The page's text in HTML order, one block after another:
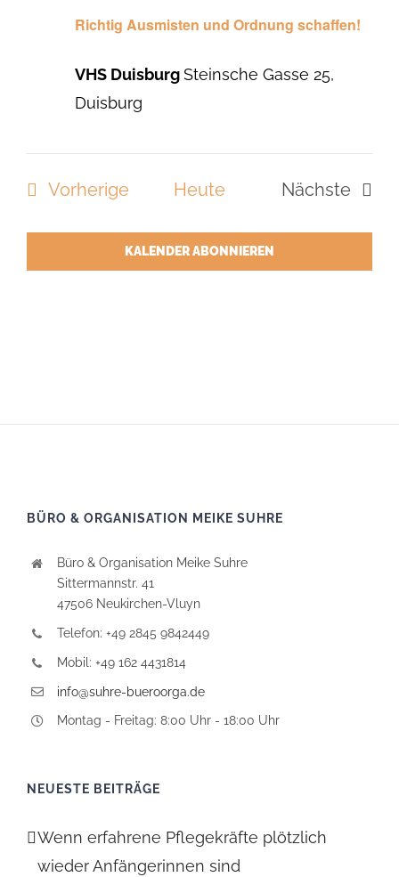
Richtig Ausmisten und Ordnung schaffen!
VHS DuisburgSteinsche Gasse 25,
Duisburg
VorherigeVeranstaltungen
Heute
Nächste
KALENDER ABONNIEREN
BÜRO & ORGANISATION MEIKE SUHRE
Büro & Organisation Meike Suhre
Sittermannstr. 41
47506 Neukirchen-Vluyn
Telefon: +49 2845 9842449
Mobil: +49 162 4431814
info@suhre-bueroorga.de
Montag - Freitag: 8:00 Uhr - 18:00 Uhr
NEUESTE BEITRÄGE
Wenn erfahrene Pflegekräfte plötzlich
wieder Anfängerinnen sind